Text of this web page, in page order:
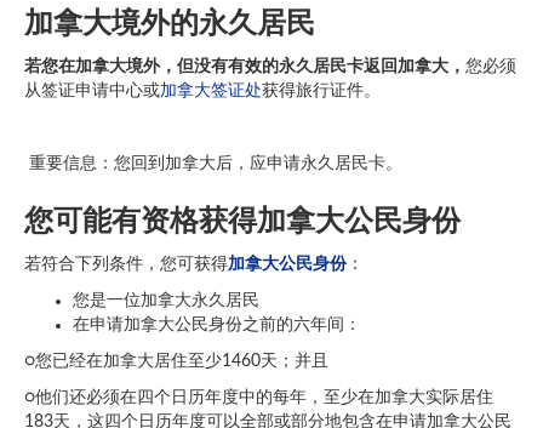
加拿大境外的永久居民
若您在加拿大境外，但没有有效的永久居民卡返回加拿大， 您必须
从签证申请中心或加拿大签证处获得旅行证件。
重要信息：您回到加拿大后，应申请永久居民卡。
您可能有资格获得加拿大公民身份
若符合下列条件，您可获得加拿大公民身份：
您是一位加拿大永久居民
在申请加拿大公民身份之前的六年间：
○您已经在加拿大居住至少1460天；并且
○他们还必须在四个日历年度中的每年，至少在加拿大实际居住
183天，这四个日历年度可以全部或部分地包含在申请加拿大公民